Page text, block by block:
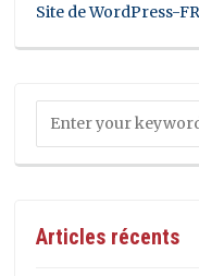
Site de WordPress-FR
Articles récents